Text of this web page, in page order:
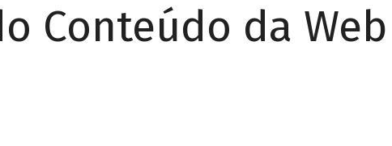
Conteúdo da Web